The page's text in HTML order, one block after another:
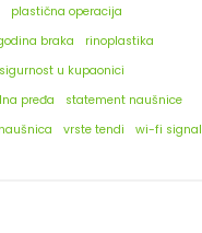
plastična operacija
braka
rinoplastika
sigurnost u kupaonici
pređa
statement naušnice
vrste tendi wi-fi signal